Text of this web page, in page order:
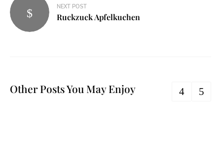
NEXT POST
Ruckzuck Apfelkuchen
Other Posts You May Enjoy